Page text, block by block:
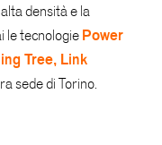
densità e la
le tecnologiePower
Tree, Link
sede di Torino.